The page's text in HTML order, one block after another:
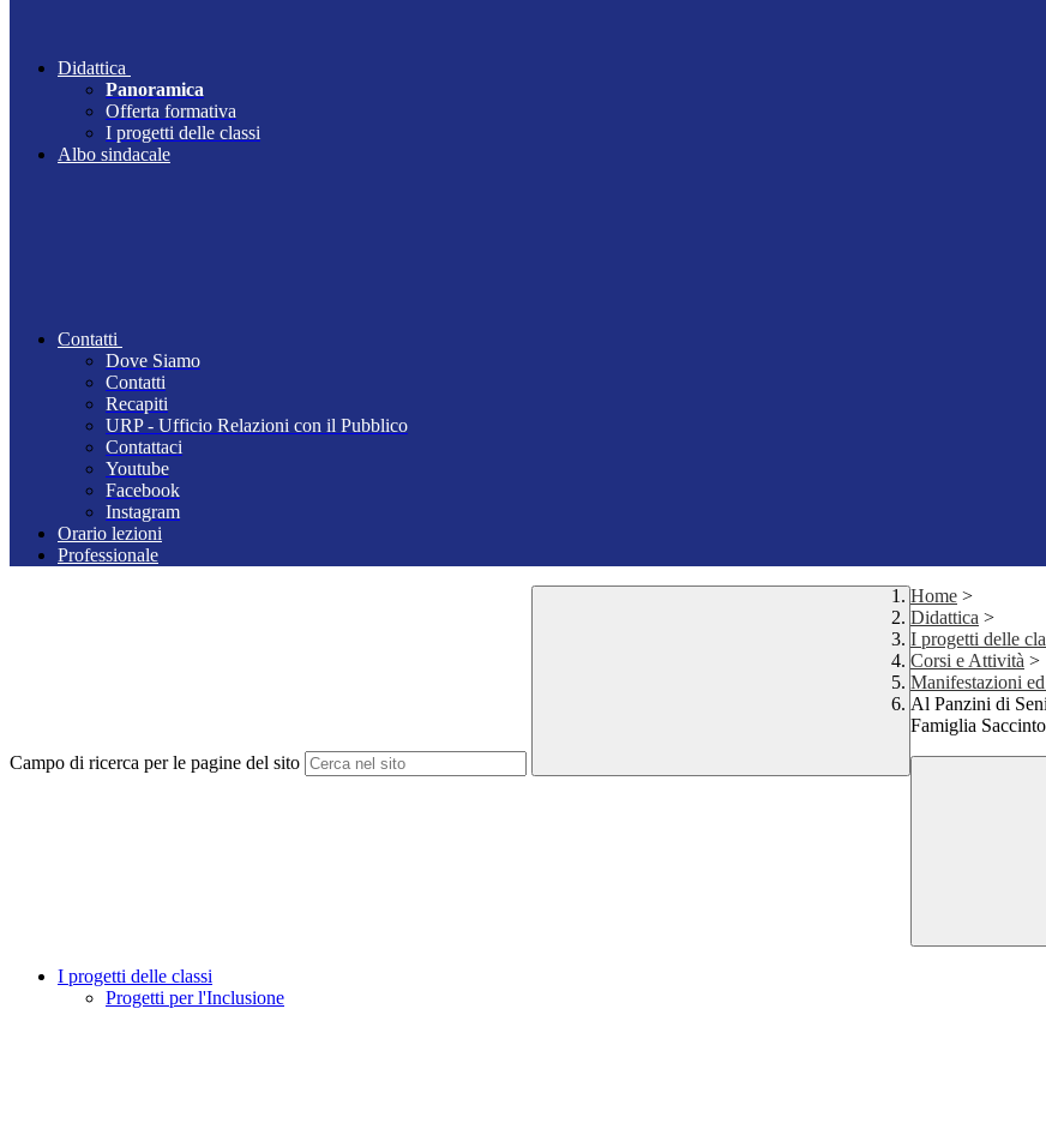
Didattica
Panoramica
Offerta formativa
I progetti delle classi
Albo sindacale
Contatti
Dove Siamo
Contatti
Recapiti
URP - Ufficio Relazioni con il Pubblico
Contattaci
Youtube
Facebook
Instagram
Orario lezioni
Professionale
Campo di ricerca per le pagine del sito
Home >
Didattica >
I progetti delle
Corsi e Attività >
Manifestazioni
Al Panzini di
Famiglia
I progetti delle classi
Progetti per l'Inclusione